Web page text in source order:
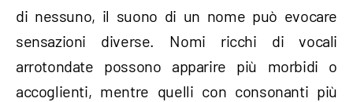
di nessuno, il suono di un nome può evocare
sensazioni diverse. Nomi ricchi di vocali
arrotondate possono apparire più morbidi o
accoglienti, mentre quelli con consonanti più